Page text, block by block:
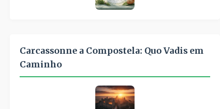
Carcassonne a Compostela: Quo Vadis em
Caminho